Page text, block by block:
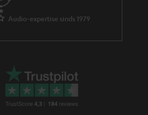
Audio-expertise sinds 1979